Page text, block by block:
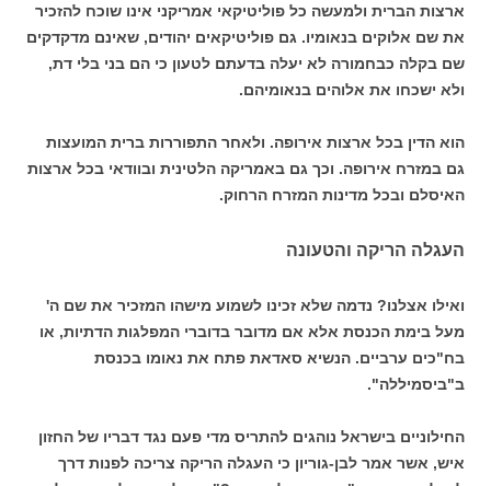
ארצות הברית ולמעשה כל פוליטיקאי אמריקני אינו שוכח להזכיר
את שם אלוקים בנאומיו. גם פוליטיקאים יהודים, שאינם מדקדקים
שם בקלה כבחמורה לא יעלה בדעתם לטעון כי הם בני בלי דת,
ולא ישכחו את אלוהים בנאומיהם.
הוא הדין בכל ארצות אירופה. ולאחר התפוררות ברית המועצות
גם במזרח אירופה. וכך גם באמריקה הלטינית ובוודאי בכל ארצות
האיסלם ובכל מדינות המזרח הרחוק.
העגלה הריקה והטעונה
ואילו אצלנו? נדמה שלא זכינו לשמוע מישהו המזכיר את שם ה'
מעל בימת הכנסת אלא אם מדובר בדוברי המפלגות הדתיות, או
בח"כים ערביים. הנשיא סאדאת פתח את נאומו בכנסת
ב"ביסמיללה".
החילוניים בישראל נוהגים להתריס מדי פעם נגד דבריו של החזון
איש, אשר אמר לבן-גוריון כי העגלה הריקה צריכה לפנות דרך